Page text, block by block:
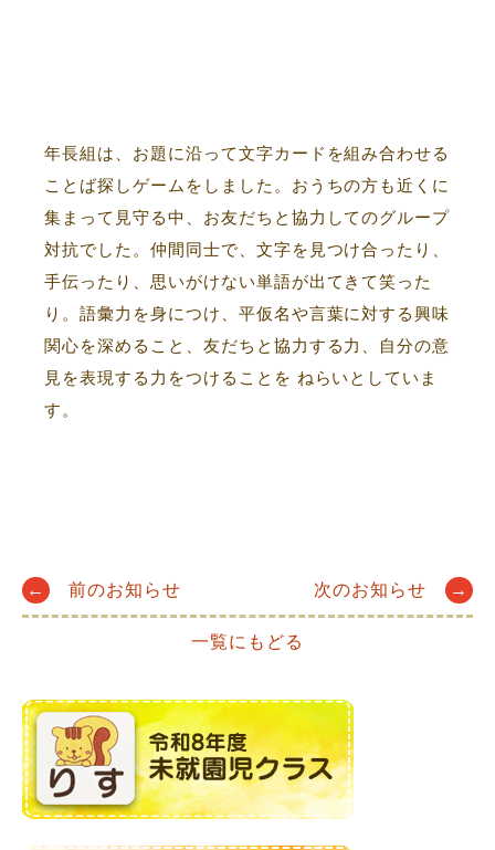
年長組は、お題に沿って文字カードを組み合わせる
ことば探しゲームをしました。おうちの方も近くに
集まって見守る中、お友だちと協力してのグループ
対抗でした。仲間同士で、文字を見つけ合ったり、
手伝ったり、思いがけない単語が出てきて笑った
り。語彙力を身につけ、平仮名や言葉に対する興味
関心を深めること、友だちと協力する力、自分の意
見を表現する力をつけることを ねらいとしていま
す。
Post
← 前のお知らせ 次のお知らせ →
一覧にもどる